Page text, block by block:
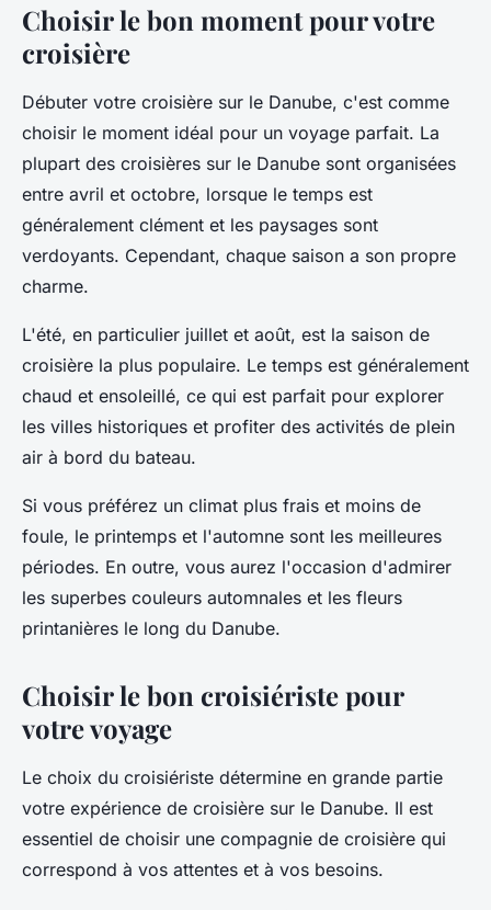
Choisir le bon moment pour votre
croisière
Débuter votre croisière sur le Danube, c'est comme
choisir le moment idéal pour un voyage parfait. La
plupart des croisières sur le Danube sont organisées
entre avril et octobre, lorsque le temps est
généralement clément et les paysages sont
verdoyants. Cependant, chaque saison a son propre
charme.
L'été, en particulier juillet et août, est la saison de
croisière la plus populaire. Le temps est généralement
chaud et ensoleillé, ce qui est parfait pour explorer
les villes historiques et profiter des activités de plein
air à bord du bateau.
Si vous préférez un climat plus frais et moins de
foule, le printemps et l'automne sont les meilleures
périodes. En outre, vous aurez l'occasion d'admirer
les superbes couleurs automnales et les fleurs
printanières le long du Danube.
Choisir le bon croisiériste pour
votre voyage
Le choix du croisiériste détermine en grande partie
votre expérience de croisière sur le Danube. Il est
essentiel de choisir une compagnie de croisière qui
correspond à vos attentes et à vos besoins.